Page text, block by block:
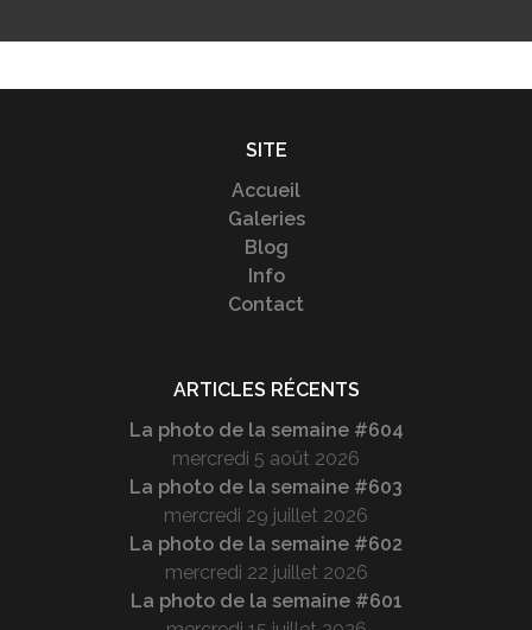
SITE
Accueil
Galeries
Blog
Info
Contact
ARTICLES RÉCENTS
La photo de la semaine #604
mercredi 5 août 2026
La photo de la semaine #603
mercredi 29 juillet 2026
La photo de la semaine #602
mercredi 22 juillet 2026
La photo de la semaine #601